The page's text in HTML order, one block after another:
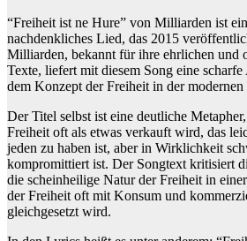
“Freiheit ist ne Hure” von Milliarden ist
nachdenkliches Lied, das 2015
Milliarden, bekannt für ihre ehrlichen und
Texte, liefert mit diesem Song eine
dem Konzept der Freiheit in der modernen
Der Titel selbst ist eine deutliche
Freiheit oft als etwas verkauft wird, das
jeden zu haben ist, aber in Wirklichkeit
kompromittiert ist. Der Songtext kritisiert
die scheinheilige Natur der Freiheit in
der Freiheit oft mit Konsum und
gleichgesetzt wird.